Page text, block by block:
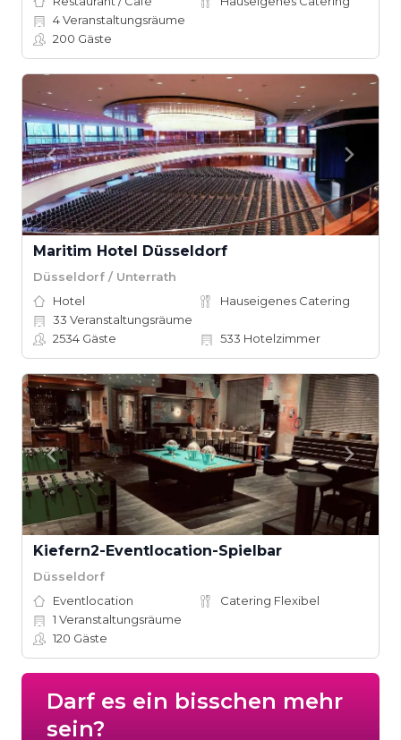
4Veranstaltungsräume
200 Gäste
Maritim Hotel Düsseldorf
Düsseldorf / Unterrath
Hotel
Hauseigenes Catering
33 Veranstaltungsräume
2534 Gäste 533 Hotelzimmer
Kiefern2-Eventlocation-Spielbar
Düsseldorf
Eventlocation
Catering Flexibel
1 Veranstaltungsräume
120 Gäste
Darf es ein bisschen mehr
sein?